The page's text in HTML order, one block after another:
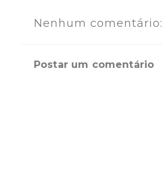
Nenhum comentário:
Postar um comentário